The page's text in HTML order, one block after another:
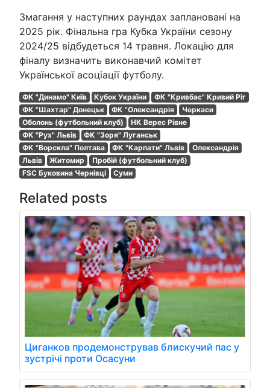
Змагання у наступних раундах заплановані на
2025 рік. Фінальна гра Кубка України сезону
2024/25 відбудеться 14 травня. Локацію для
фіналу визначить виконавчий комітет
Української асоціації футболу.
ФК "Динамо" Київ Кубок України
ФК "Кривбас" Кривий Ріг
ФК "Шахтар" Донецьк
ФК "Олександрія
Черкаси
Оболонь (футбольний клуб)
НК Верес Рівне
ФК "Рух" Львів
ФК "Зоря" Луганськ
ФК "Ворскла" Полтава
ФК "Карпати" Львів
Олександрія
Львів
Житомир
Пробій (футбольний клуб)
FSC Буковина Чернівці
Суми
Related posts
Циганков продемонстрував блискучий пас у
зустрічі проти Осасуни